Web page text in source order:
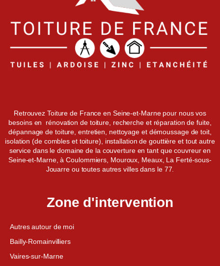
Retrouvez Toiture de France en Seine-et-Marne pour nous vos
besoins en rénovation de toiture, recherche et réparation de fuite,
dépannage de toiture, entretien, nettoyage et démoussage de toit,
isolation (de combles et toiture), installation de gouttière et tout autre
service dans le domaine de la couverture en tant que couvreur en
Seine-et-Marne, à Coulommiers, Mouroux, Meaux, La Ferté-sous-
Jouarre ou toutes autres villes dans le 77.
Zone d'intervention
Autres autour de moi
Bailly-Romainvilliers
Vaires-sur-Marne